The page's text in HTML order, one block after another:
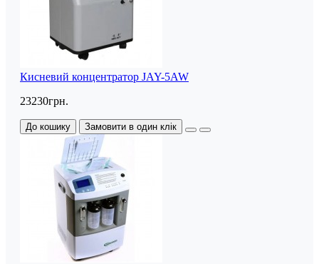
Кисневий концентратор JAY-5AW
23230грн.
До кошику Замовити в один клік